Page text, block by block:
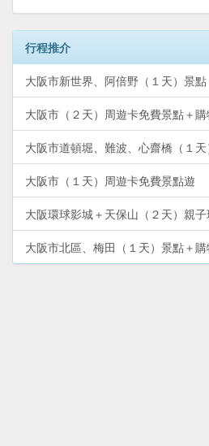
行程推介
大阪市新世界、阿倍野（１天）景
大阪市（２天）周遊卡免費景點＋購
大阪市道頓堀、難波、心齋橋（１
大阪市（１天）周遊卡免費景點遊
大阪環球影城＋天保山（２天）親
大阪市北區、梅田（１天）景點＋購